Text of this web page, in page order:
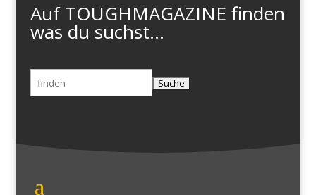
Auf TOUGHMAGAZINE finden
was du suchst...
Suchen
nach: